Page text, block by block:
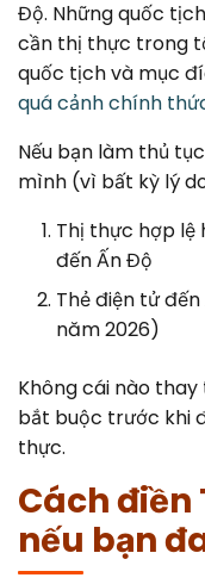
Độ. Những quốc
cần thị thực trong
quốc tịch và mục
quá cảnh chính
Nếu bạn làm thủ
mình (vì bất kỳ lý
Thị thực hợp lệ
đến Ấn Độ
Thẻ điện tử
năm 2026)
Không cái nào
bắt buộc trước khi
thực.
Cách điền
nếu bạn